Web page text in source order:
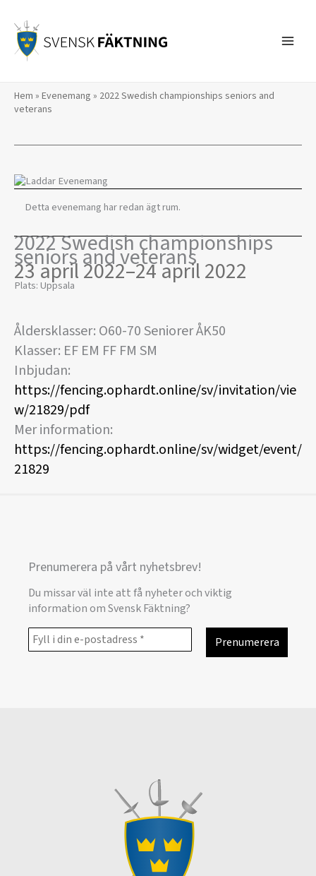
innehåll
Hem » Evenemang » 2022 Swedish championships seniors and
veterans
Detta evenemang har redan ägt rum.
2022 Swedish championships
seniors and veterans
23 april 2022–24 april 2022
Plats: Uppsala
Åldersklasser: O60-70 Seniorer ÅK50
Klasser: EF EM FF FM SM
Inbjudan:
https://fencing.ophardt.online/sv/invitation/vie
w/21829/pdf
Mer information:
https://fencing.ophardt.online/sv/widget/event/
21829
Prenumerera på vårt nyhetsbrev!
Du missar väl inte att få nyheter och viktig
information om Svensk Fäktning?